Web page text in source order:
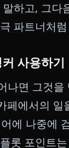
하고, 그다
파트너처
사용하기
나면 그것을
페에서의 일
에 나중에
롯 포인트